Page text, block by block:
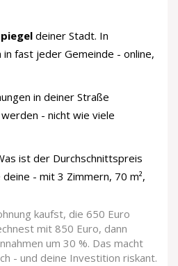
deiner Stadt. In
fast jeder Gemeinde - online,
in deiner Straße
- nicht wie viele
ist der Durchschnittspreis
- mit 3 Zimmern, 70 m²,
kaufst, die 650 Euro
mit 850 Euro, dann
um 30 %. Das macht
- und deine Investition riskant.